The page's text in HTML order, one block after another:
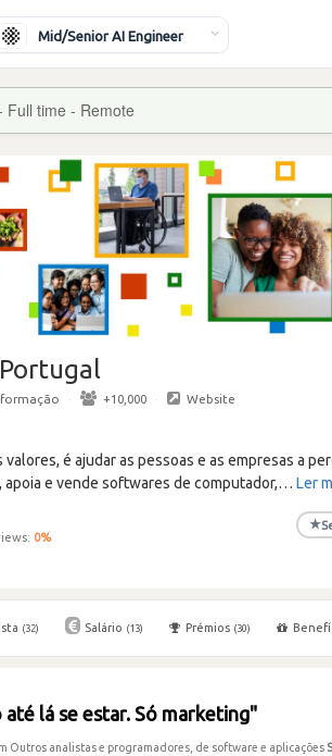
Mid/Senior AI Engineer
Full time - Remote
· +10,000 · Website
é ajudar as pessoas e as empresas a
e vende softwares de computador,… Ler
0%
★
(32) Salário (13) Prémios (30)
até lá se estar. Só marketing"
Outros analistas e programadores, de software e aplicações